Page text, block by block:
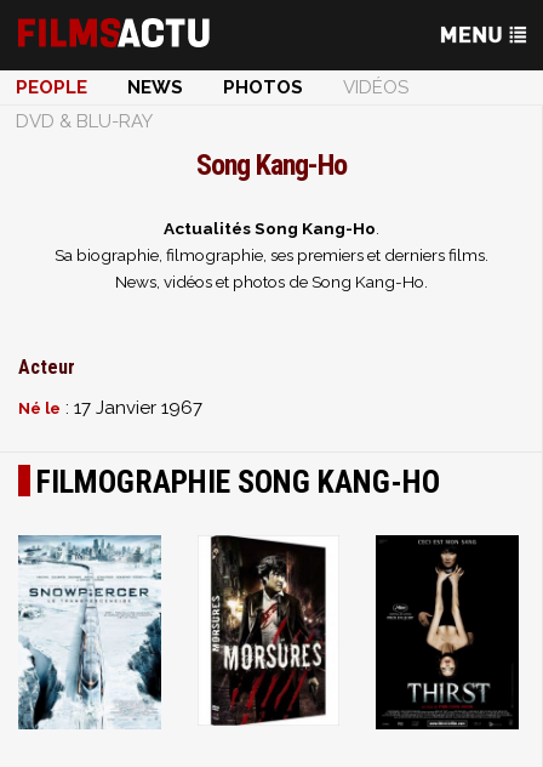
PEOPLE NEWS PHOTOS
VIDÉOS
DVD & BLU-RAY
Song Kang-Ho
Actualités Song Kang-Ho
Sa biographie, filmographie, ses premiers et derniers films.
News, vidéos et photos de Song Kang-Ho.
Acteur
Né le : 17 Janvier 1967
FILMOGRAPHIE SONG KANG-HO